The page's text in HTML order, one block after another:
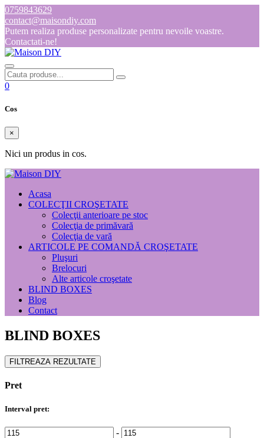
0759843629
contact@maisondiy.com
Putem realiza produse personalizate pentru nevoile voastre.
Contactati-ne!
0
Cos
×
Nici un produs in cos.
Acasa
COLECŢII CROŞETATE
Colecţii anterioare pe stoc
Colecţia de primăvară
Colecţia de vară
ARTICOLE PE COMANDĂ CROŞETATE
Pluşuri
Brelocuri
Alte articole croşetate
BLIND BOXES
Blog
Contact
BLIND BOXES
FILTREAZA REZULTATE
Pret
Interval pret:
‐